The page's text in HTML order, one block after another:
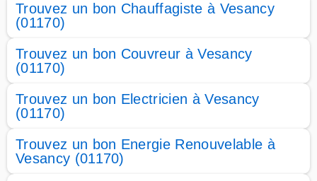
Trouvez un bon Chauffagiste à Vesancy
(01170)
Trouvez un bon Couvreur à Vesancy
(01170)
Trouvez un bon Electricien à Vesancy
(01170)
Trouvez un bon Energie Renouvelable à
Vesancy (01170)